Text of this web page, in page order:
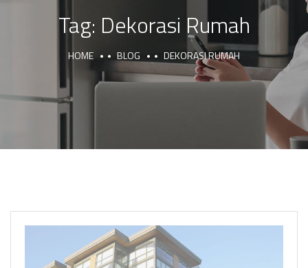
Tag: Dekorasi Rumah
HOME BLOG DEKORASI RUMAH